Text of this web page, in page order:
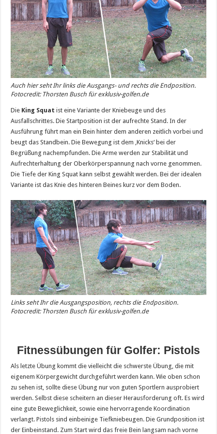
Auch hier seht Ihr links die Ausgangs- und rechts die Endposition.
Fotocredit: Thorsten Busch für exklusiv-golfen.de
Die King Squat ist eine Variante der Kniebeuge und des
Ausfallschrittes. Die Startposition ist der aufrechte Stand. In der
Ausführung führt man ein Bein hinter dem anderen zeitlich vorbei und
beugt das Standbein. Die Bewegung ist dem ‚Knicks‘ bei der
Begrüßung nachempfunden. Die Arme werden zur Stabilität und
Aufrechterhaltung der Oberkörperspannung nach vorne genommen.
Die Tiefe der King Squat kann selbst gewählt werden. Bei der idealen
Variante ist das Knie des hinteren Beines kurz vor dem Boden.
Links seht Ihr die Ausgangsposition, rechts die Endposition.
Fotocredit: Thorsten Busch für exklusiv-golfen.de
Fitnessübungen für Golfer: Pistols
Als letzte Übung kommt die vielleicht die schwerste Übung, die mit
eigenem Körpergewicht durchgeführt werden kann. Wie oben schon
zu sehen ist, sollte diese Übung nur von guten Sportlern ausprobiert
werden. Selbst diese scheitern an dieser Herausforderung oft. Es wird
eine gute Beweglichkeit, sowie eine hervorragende Koordination
verlangt. Pistols sind einbeinige Tiefkniebeugen. Die Grundposition ist
der Einbeinstand. Zum Start wird das freie Bein langsam nach vorne